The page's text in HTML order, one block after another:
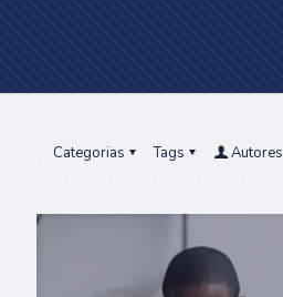
Categorias Tags Autores